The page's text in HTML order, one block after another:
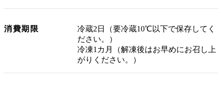
消費期限
冷蔵2日（要冷蔵10℃以下で保存してく
ださい。）
冷凍1カ月（解凍後はお早めにお召し上
がりください。）